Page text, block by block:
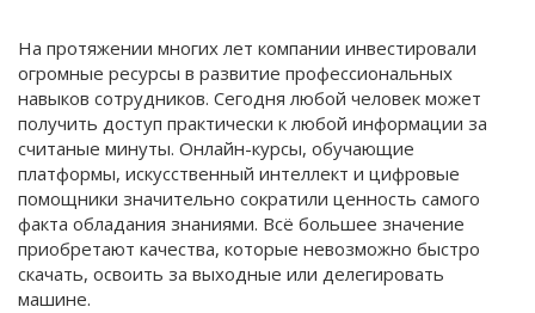
На протяжении многих лет компании инвестировали
огромные ресурсы в развитие профессиональных
навыков сотрудников. Сегодня любой человек может
получить доступ практически к любой информации за
считаные минуты. Онлайн-курсы, обучающие
платформы, искусственный интеллект и цифровые
помощники значительно сократили ценность самого
факта обладания знаниями. Всё большее значение
приобретают качества, которые невозможно быстро
скачать, освоить за выходные или делегировать
машине.